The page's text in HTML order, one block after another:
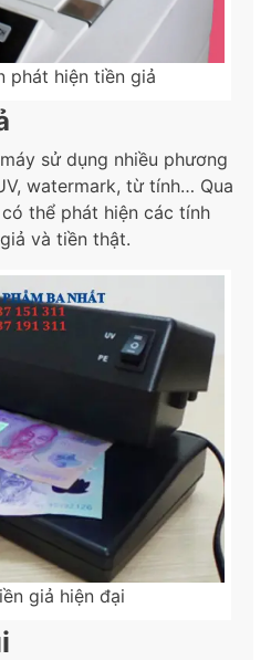
phát hiện tiền giả
sử dụng nhiều phương
watermark, từ tính… Qua
thể phát hiện các tính
và tiền thật.
giả hiện đại